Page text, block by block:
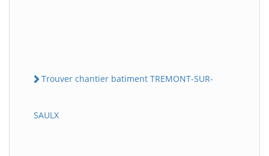
Trouver chantier batiment TREMONT-SUR-
SAULX